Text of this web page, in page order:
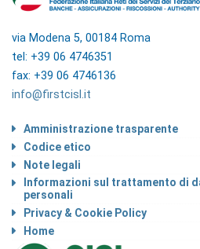
via Modena 5, 00184 Roma
tel: +39 06 4746351
fax: +39 06 4746136
info@firstcisl.it
Amministrazione trasparente
Codice etico
Note legali
Informazioni sul trattamento di
personali
Privacy & Cookie Policy
Home